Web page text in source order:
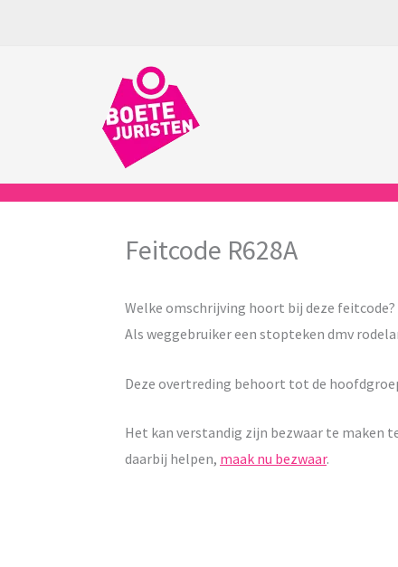
Feitcode R628A
Welke omschrijving hoort bij deze feitcode?
Als weggebruiker een stopteken dmv
Deze overtreding behoort tot de
Het kan verstandig zijn bezwaar te maken
daarbij helpen, maak nu bezwaar.